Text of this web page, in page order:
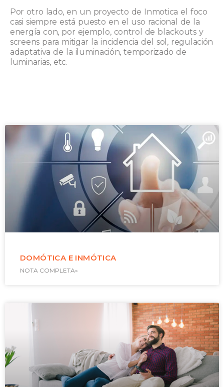
Por otro lado, en un proyecto de Inmotica el foco
casi siempre está puesto en el uso racional de la
energía con, por ejemplo, control de blackouts y
screens para mitigar la incidencia del sol, regulación
adaptativa de la iluminación, temporizado de
luminarias, etc.
DOMÓTICA E INMÓTICA
NOTA COMPLETA»